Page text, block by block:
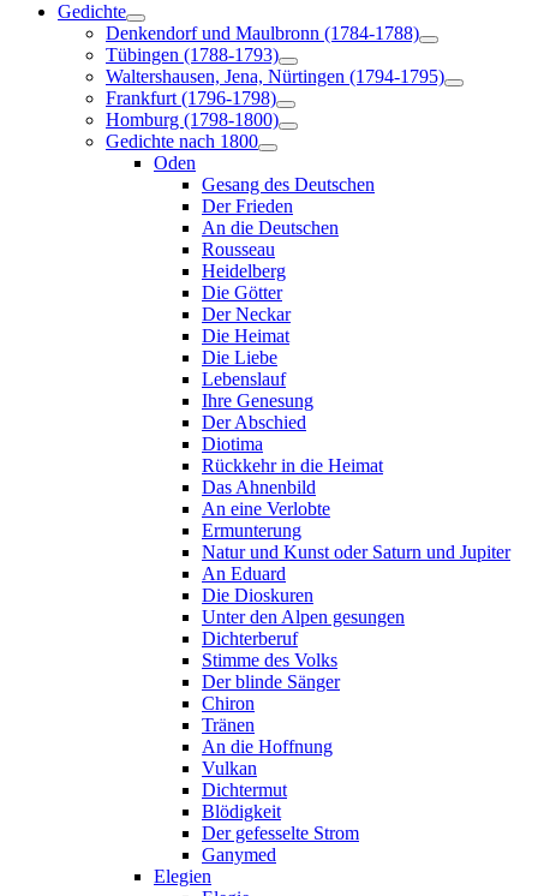
Gedichte
Denkendorf und Maulbronn (1784-1788)
Tübingen (1788-1793)
Waltershausen, Jena, Nürtingen (1794-1795)
Frankfurt (1796-1798)
Homburg (1798-1800)
Gedichte nach 1800
Oden
Gesang des Deutschen
Der Frieden
An die Deutschen
Rousseau
Heidelberg
Die Götter
Der Neckar
Die Heimat
Die Liebe
Lebenslauf
Ihre Genesung
Der Abschied
Diotima
Rückkehr in die Heimat
Das Ahnenbild
An eine Verlobte
Ermunterung
Natur und Kunst oder Saturn und Jupiter
An Eduard
Die Dioskuren
Unter den Alpen gesungen
Dichterberuf
Stimme des Volks
Der blinde Sänger
Chiron
Tränen
An die Hoffnung
Vulkan
Dichtermut
Blödigkeit
Der gefesselte Strom
Ganymed
Elegien